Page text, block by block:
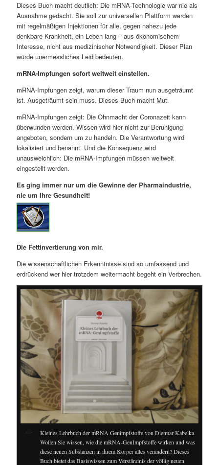
Dieses Buch macht deutlich: Die mRNA-Technologie war nie als
Ausnahme gedacht. Sie soll zur universellen Plattform werden
mit regelmäßigen Injektionen für alle, gegen nahezu jede
denkbare Krankheit, ein Leben lang – aus ökonomischem
Interesse, nicht aus medizinischer Notwendigkeit. Dieser Plan
würde unermessliches Leid bedeuten.
mRNA-Impfungen sofort weltweit einstellen.
mRNA-Impfungen zeigt, warum dieser Traum nun ausgeträumt
ist. Ausgeträumt sein muss. Dieses Buch macht Mut.
mRNA-Impfungen zeigt: Die Ohnmacht der Coronazeit kann
überwunden werden. Wissen wird hier nicht zur Beruhigung
angeboten, sondern um zu handeln. Die Verantwortung wird
lokalisiert und benannt. Und die Konsequenz wird
unausweichlich: Die mRNA-Impfungen müssen weltweit
eingestellt werden.
Es ging immer nur um die Gewinne der Pharmaindustrie,
nie um Ihre Gesundheit!
Die Fettinvertierung von mir.
Die wissenschaftlichen Erkenntnisse sind so umfassend und
erdrückend wer hier trotzdem weitermacht begeht ein Verbrechen.
Kleines Lehrbuch der mRNA Genimpfstoffe von Dietmar Kabelka.
Wollen Sie wissen, wie die mRNA-GenImpfstoffe wirken und was
diese neuen Substanzen in ihrem Körper alles verändern? Dieses
Buch bietet das Basiswissen zum Verständnis der völlig neuen